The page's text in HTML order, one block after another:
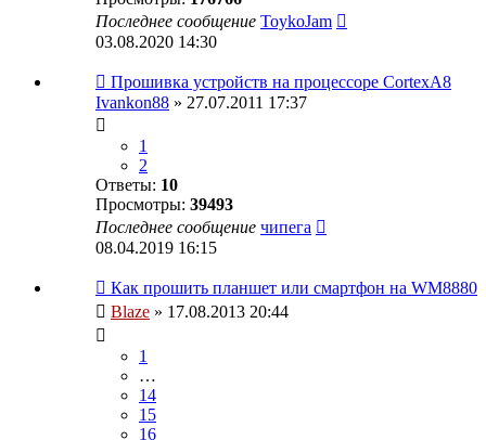
Последнее сообщение ToykoJam
03.08.2020 14:30
Прошивка устройств на процессоре CortexA8
Ivankon88 » 27.07.2011 17:37
1
2
Ответы: 10
Просмотры: 39493
Последнее сообщение чипега
08.04.2019 16:15
Как прошить планшет или смартфон на WM8880
Blaze » 17.08.2013 20:44
1
…
14
15
16